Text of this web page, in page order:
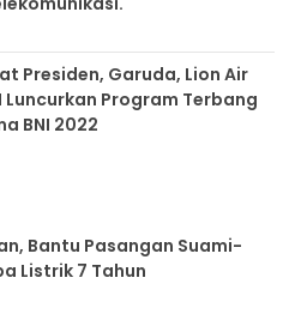
Presiden, Garuda, Lion Air
Luncurkan Program Terbang
BNI 2022
Bantu Pasangan Suami-
Listrik 7 Tahun